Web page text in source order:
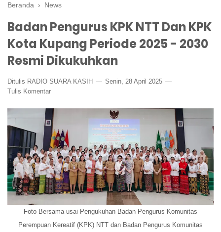
Beranda › News
Badan Pengurus KPK NTT Dan KPK
Kota Kupang Periode 2025 - 2030
Resmi Dikukuhkan
Ditulis RADIO SUARA KASIH
Senin, 28 April 2025
Tulis Komentar
Foto Bersama usai Pengukuhan Badan Pengurus Komunitas
Perempuan Kereatif (KPK) NTT dan Badan Pengurus Komunitas